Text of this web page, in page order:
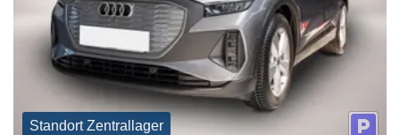
Standort Zentrallager